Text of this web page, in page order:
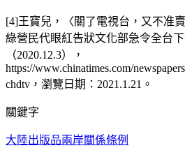
[4]王寶兒，〈關了電視台，又不准
綠營民代眼紅告狀文化部急令全台
（2020.12.3），
https://www.chinatimes.com/
chdtv，瀏覽日期：2021.1.21。
關鍵字
大陸出版品兩岸關係條例